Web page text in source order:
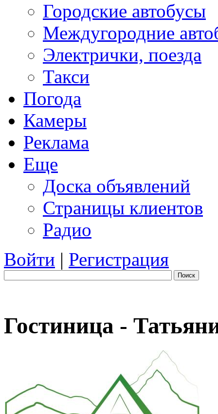
Городские автобусы
Междугородние
Электрички, поезда
Такси
Погода
Камеры
Реклама
Еще
Доска объявлений
Страницы клиентов
Радио
Войти | Регистрация
Поиск
Гостиница -